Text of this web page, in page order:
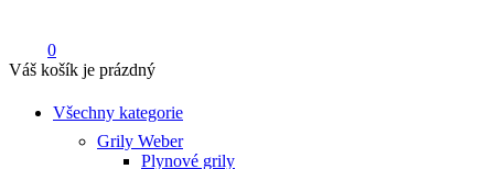
0
Váš košík je prázdný
Všechny kategorie
Grily Weber
Plynové grily